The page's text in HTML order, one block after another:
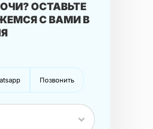
ОСТАВЬТЕ
С ВАМИ В
Позвонить